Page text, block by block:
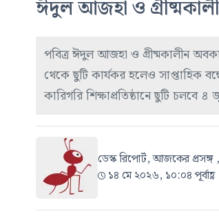
ঈদুল আজহা ও
পবিত্র ঈদুল আজহা ও গ্রীষ্মকালীন
থেকে ছুটি কার্যকর হলেও সাপ্তাহিক
কারিগরি শিক্ষাপ্রতিষ্ঠানে ছুটি চলবে
ডেস্ক রিপোর্ট, আজকের প্রসঙ্গ
১৪ মে ২০২৬, ১০:০৪ পূর্বাহ্ণ